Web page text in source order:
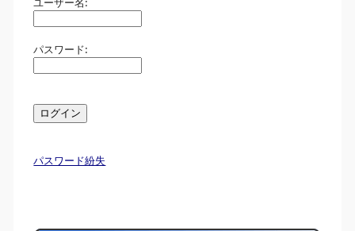
ユーザー名:
パスワード:
パスワード紛失